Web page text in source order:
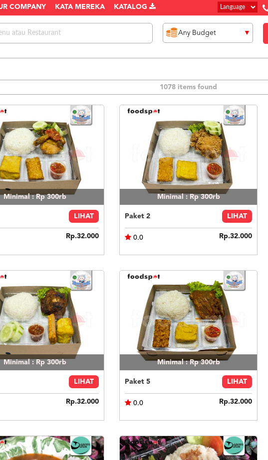
COMPANY KATA MEREKA KATALOG
1078 items found
Minimal : Rp 300rb
LIHAT
Rp.32.000
Minimal : Rp 300rb
Paket 2 LIHAT
0.0 Rp.32.000
Minimal : Rp 300rb
LIHAT
Rp.32.000
Minimal : Rp 300rb
Paket 5 LIHAT
0.0 Rp.32.000